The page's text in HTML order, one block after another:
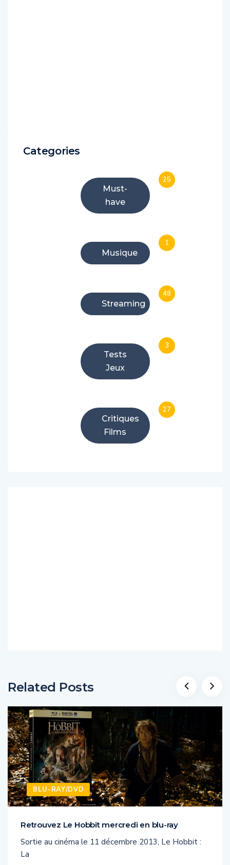
Must-
have
25
Musique
1
Streaming
48
Tests
Jeux
3
Critiques
Films
27
BLU-RAY/DVD
Retrouvez Le Hobbit mercredi en blu-ray
Sortie au cinéma le 11 décembre 2013, Le Hobbit :